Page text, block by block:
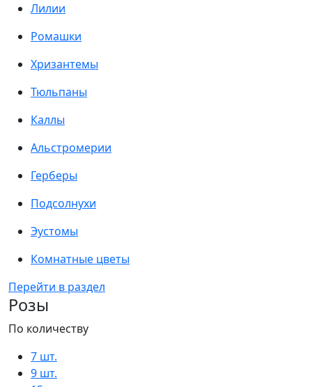
Лилии
Ромашки
Хризантемы
Тюльпаны
Каллы
Альстромерии
Герберы
Подсолнухи
Эустомы
Комнатные цветы
Перейти в раздел
Розы
По количеству
7 шт.
9 шт.